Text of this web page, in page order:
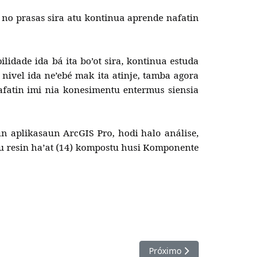
prasas sira atu kontinua aprende nafatin
ida bá ita bo’ot sira, kontinua estuda
ida ne’ebé mak ita atinje, tamba agora
imi nia konesimentu entermus siensia
aplikasaun ArcGIS Pro, hodi halo análise,
ha’at (14) kompostu husi Komponente
Próximo artigo: Adjuntu CEM
Próximo